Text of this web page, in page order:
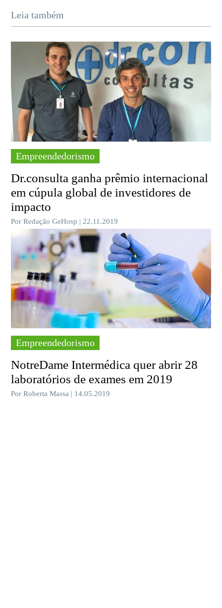
Leia também
Empreendedorismo
Dr.consulta ganha prêmio internacional
em cúpula global de investidores de
impacto
Por Redação GeHosp | 22.11.2019
Empreendedorismo
NotreDame Intermédica quer abrir 28
laboratórios de exames em 2019
Por Roberta Massa | 14.05.2019